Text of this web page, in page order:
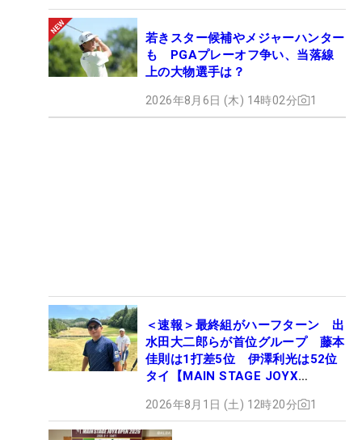
若きスター候補やメジャーハンター
も PGAプレーオフ争い、当落線
上の大物選手は？
2026年8月6日 (木) 14時02分 1
＜速報＞最終組がハーフターン 出
水田大二郎らが首位グループ 藤本
佳則は1打差5位 伊澤利光は52位
タイ【MAIN STAGE JOYX
2026年8月1日 (土) 12時20分 1